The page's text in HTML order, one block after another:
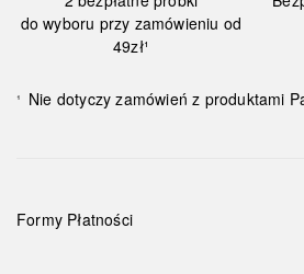
do wyboru przy zamówieniu od
49zł¹
¹ Nie dotyczy zamówień z produktami
Formy Płatności